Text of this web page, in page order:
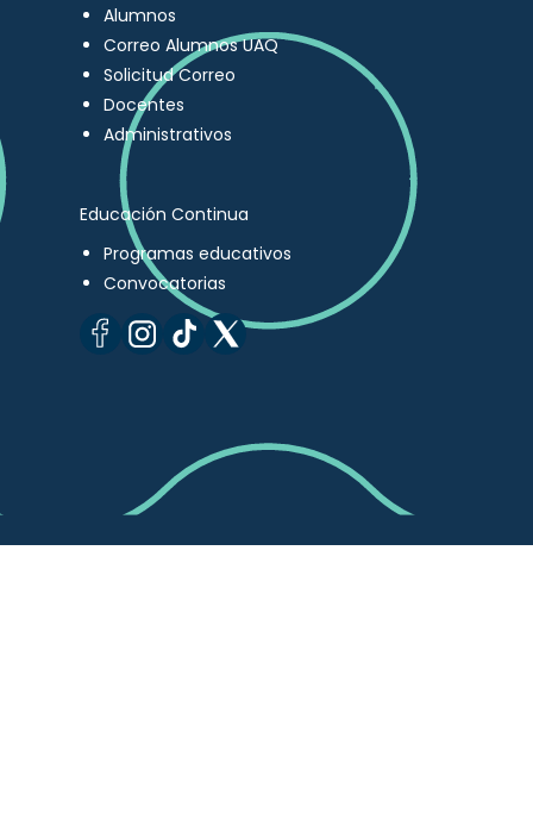
Alumnos
Correo Alumnos UAQ
Solicitud Correo
Docentes
Administrativos
Educación Continua
Programas educativos
Convocatorias